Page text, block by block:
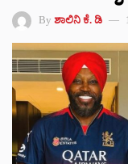
By ಶಾಲಿನಿ ಕೆ. ಡಿ